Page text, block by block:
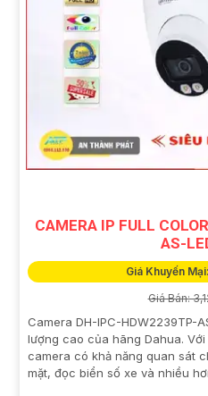
CAMERA IP FULL
AS-
Giá Khuyến
Giá Bán:
Camera DH-IPC-HDW2239TP-
lượng cao của hãng Dahua.
camera có khả năng quan sát
mặt, đọc biển số xe và nhiều